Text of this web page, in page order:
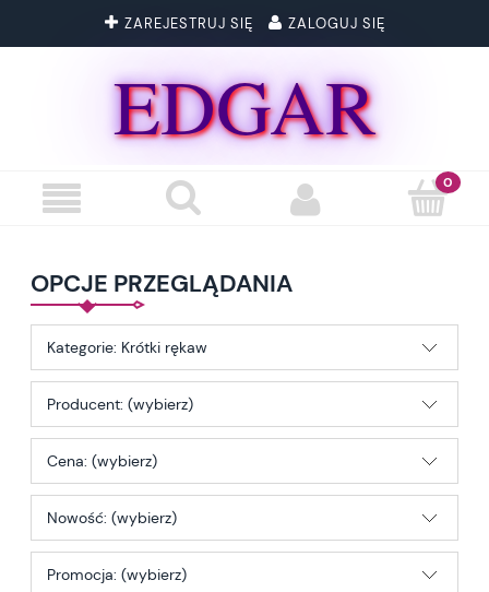
ZAREJESTRUJ SIĘ ZALOGUJ SIĘ
EDGAR
OPCJE PRZEGLĄDANIA
Kategorie: Krótki rękaw
Producent: (wybierz)
Cena: (wybierz)
Nowość: (wybierz)
Promocja: (wybierz)